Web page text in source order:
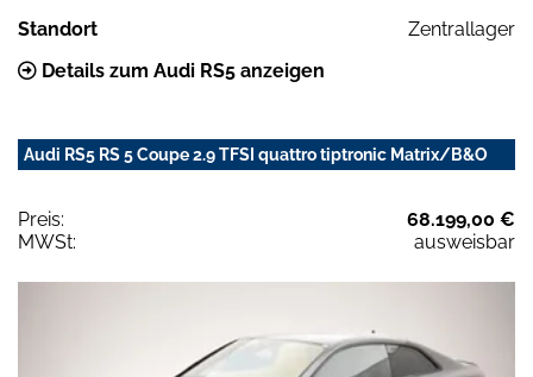
Standort
Zentrallager
Details zum Audi RS5 anzeigen
Audi RS5 RS 5 Coupe 2.9 TFSI quattro tiptronic Matrix/B&O
Preis:
68.199,00 €
MWSt:
ausweisbar